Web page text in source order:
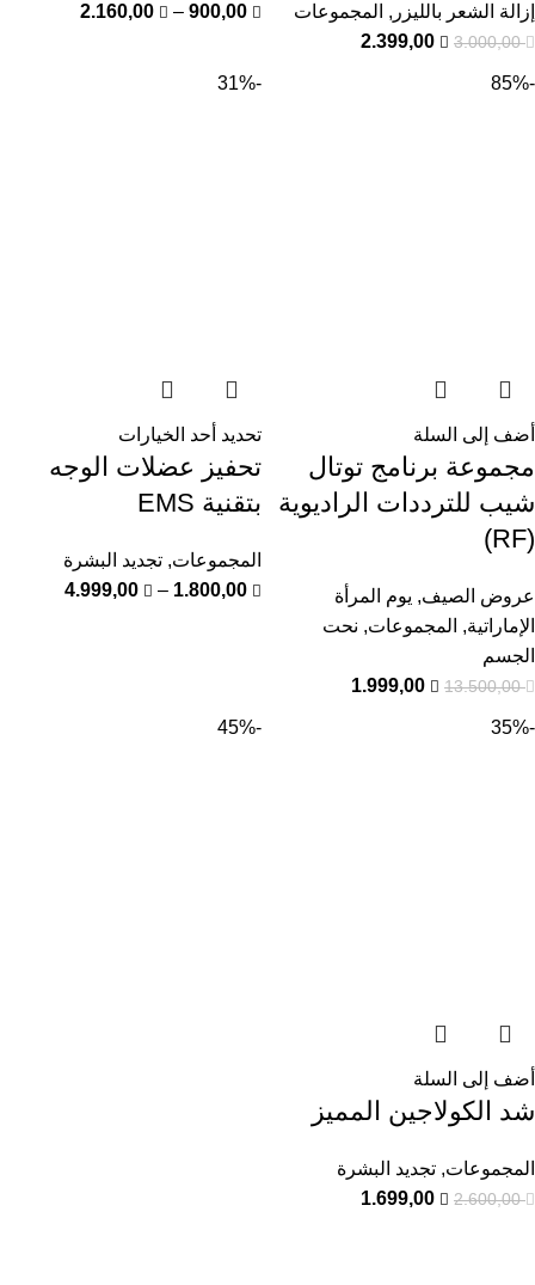
إزالة الشعر بالليزر , المجموعات
3.000,00
2.399,00
900,00
–
2.160,00
-85%
أضف إلى السلة
مجموعة برنامج توتال
شيب للترددات الراديوية
(RF)
عروض الصيف, يوم المرأة
الإماراتية, المجموعات, نحت
الجسم
13.500,00
1.999,00
-31%
تحديد أحد الخيارات
تحفيز عضلات الوجه
بتقنية EMS
المجموعات, تجديد البشرة
1.800,00
–
4.999,00
-35%
أضف إلى السلة
شد الكولاجين المميز
المجموعات, تجديد البشرة
2.600,00
1.699,00
-45%